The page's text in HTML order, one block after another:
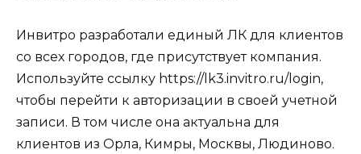
Инвитро разработали единый ЛК для клиентов
со всех городов, где присутствует компания.
Используйте ссылку https://lk3.invitro.ru/login,
чтобы перейти к авторизации в своей учетной
записи. В том числе она актуальна для
клиентов из Орла, Кимры, Москвы, Людиново.